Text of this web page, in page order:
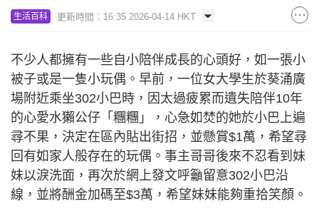
生活百科 更新時間：16:35 2026-04-14 HKT
不少人都擁有一些自小陪伴成長的心頭好，如一張小
被子或是一隻小玩偶。早前，一位女大學生於葵涌廣
場附近乘坐302小巴時，因太過疲累而遺失陪伴10年
的心愛水獺公仔「糰糰」，心急如焚的她於小巴上遍
尋不果，決定在區內貼出街招，並懸賞$1萬，希望尋
回有如家人般存在的玩偶。事主哥哥後來不忍看到妹
妹以淚洗面，再次於網上發文呼籲留意302小巴沿
線，並將酬金加碼至$3萬，希望妹妹能夠重拾笑顏。